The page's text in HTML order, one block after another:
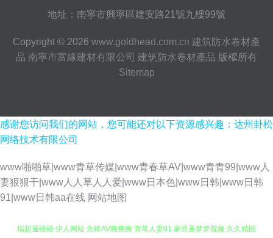
地址：南寧市興寧區建安路21號九樓99號
Copyright © 2026 www.goldhead.com.cn 建筑防水卷材產
品 南寧市富緣建材有限公司 建筑防水卷材產品 版權所有
Sitemap
感谢您访问我们的网站，您可能还对以下资源感兴趣：达州卦松
网络技术有限公司
www啪啪草|www青草传媒|www青春草AV|www青青99|www人
妻狠狠干|www人人草人人爱|www日本色|www日韩|www日韩
91|www日韩aa在线 网站地图